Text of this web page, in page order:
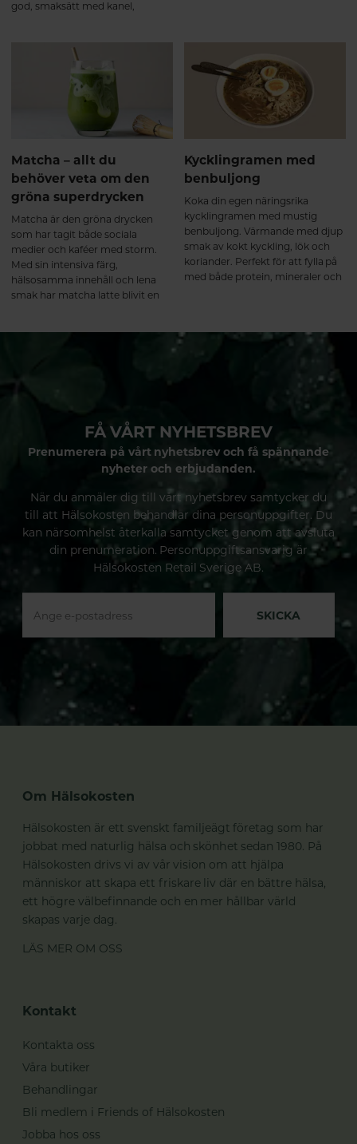
god, smaksätt med kanel,
Matcha – allt du
behöver veta om den
gröna superdrycken
Matcha är den gröna drycken
som har tagit både sociala
medier och kaféer med storm.
Med sin intensiva färg,
hälsosamma innehåll och lena
smak har matcha latte blivit en
Kycklingramen med
benbuljong
Koka din egen näringsrika
kycklingramen med mustig
benbuljong. Värmande med djup
smak av kokt kyckling, lök och
koriander. Perfekt för att fylla på
med både protein, mineraler och
FÅ VÅRT NYHETSBREV
Prenumerera på vårt nyhetsbrev och få spännande
nyheter och erbjudanden.
När du anmäler dig till vårt nyhetsbrev samtycker du
till att Hälsokosten behandlar dina personuppgifter. Du
kan närsomhelst återkalla samtycket genom att avsluta
din prenumeration. Personuppgiftsansvarig är
Hälsokosten Retail Sverige AB.
SKICKA
Om Hälsokosten
Hälsokosten är ett svenskt familjeägt företag som har
jobbat med naturlig hälsa och skönhet sedan 1980. På
Hälsokosten drivs vi av vår vision om att hjälpa
människor att skapa ett friskare liv där en bättre hälsa,
ett högre välbefinnande och en mer hållbar värld
skapas varje dag.
LÄS MER OM OSS
Kontakt
Kontakta oss
Våra butiker
Behandlingar
Bli medlem i Friends of Hälsokosten
Jobba hos oss